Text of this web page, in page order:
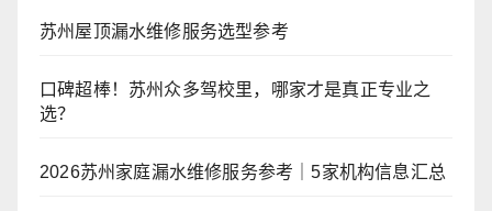
苏州屋顶漏水维修服务选型参考
口碑超棒！苏州众多驾校里，哪家才是真正专业之
选？
2026苏州家庭漏水维修服务参考｜5家机构信息汇总